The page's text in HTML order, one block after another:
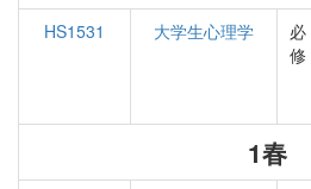
HS1531 大学生心理学
必
修
1春